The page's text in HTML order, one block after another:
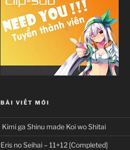
BÀI VIẾT MỚI
Kimi ga Shinu made Koi wo Shitai
Eris no Seihai – 11+12 [Completed]